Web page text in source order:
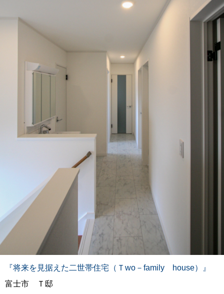
『将来を見据えた二世帯住宅（Ｔwo－family house）』
富士市 Ｔ邸